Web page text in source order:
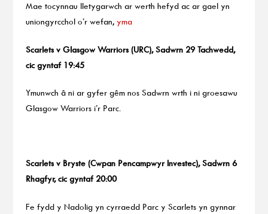
Mae tocynnau lletygarwch ar werth hefyd ac ar gael yn
uniongyrcchol o’r wefan, yma
Scarlets v Glasgow Warriors (URC), Sadwrn 29 Tachwedd,
cic gyntaf 19:45
Ymunwch â ni ar gyfer gêm nos Sadwrn wrth i ni groesawu
Glasgow Warriors i’r Parc.
Scarlets v Bryste (Cwpan Pencampwyr Investec), Sadwrn 6
Rhagfyr, cic gyntaf 20:00
Fe fydd y Nadolig yn cyrraedd Parc y Scarlets yn gynnar